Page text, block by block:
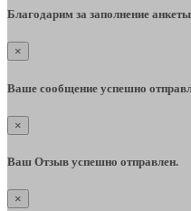
Благодарим за заполнение
×
Ваше сообщение успешно
×
Ваш Отзыв успешно отправлен.
×